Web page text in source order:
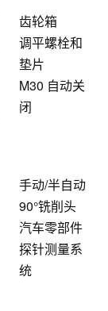
齿轮箱
调平螺栓和
垫片
M30 自动关
闭
手动/半自动
90°铣削头
汽车零部件
探针测量系
统